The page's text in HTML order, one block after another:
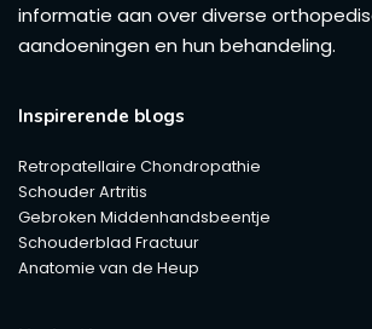
informatie aan over diverse
aandoeningen en hun behandeling.
Inspirerende blogs
Retropatellaire Chondropathie
Schouder Artritis
Gebroken Middenhandsbeentje
Schouderblad Fractuur
Anatomie van de Heup